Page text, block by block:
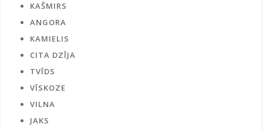
KAŠMIRS
ANGORA
KAMIELIS
CITA DZĪJA
TVĪDS
VĪSKOZE
VILNA
JAKS